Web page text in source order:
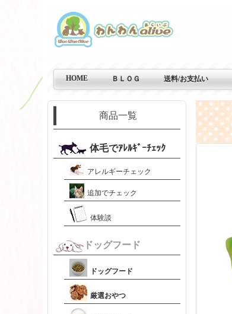
HOME ＢＬＯＧ 送料/お支払い
商品一覧
体毛でｱﾚﾙｷﾞｰﾁｪｯｸ
アレルギーチェック
追加でチェック
体験談
ドッグフード
ドッグフード
厳選おやつ